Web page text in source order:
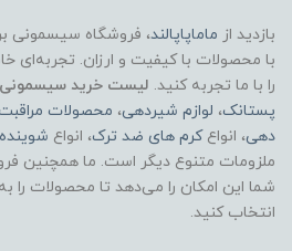
بازدید از ماماپاپالند، فروشگاه سیسمونی
با محصولات با کیفیت و ارزان. تجربه‌ای
را با ما تجربه کنید. لیست خرید سیسمونی
پستانک، لوازم شیردهی، محصولات مراقبت
دهی، انواعکرم های ضد ترک، انواع
ملزومات متنوع دیگر است. ما همچنین
شما این امکان را می‌دهد تا محصولات
انتخاب کنید.